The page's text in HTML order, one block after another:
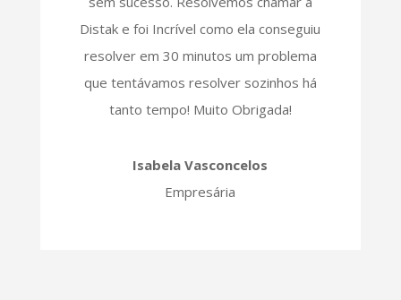
Distak e foi Incrível como ela conseguiu
resolver em 30 minutos um problema
que tentávamos resolver sozinhos há
tanto tempo! Muito Obrigada!
Isabela Vasconcelos
Empresária